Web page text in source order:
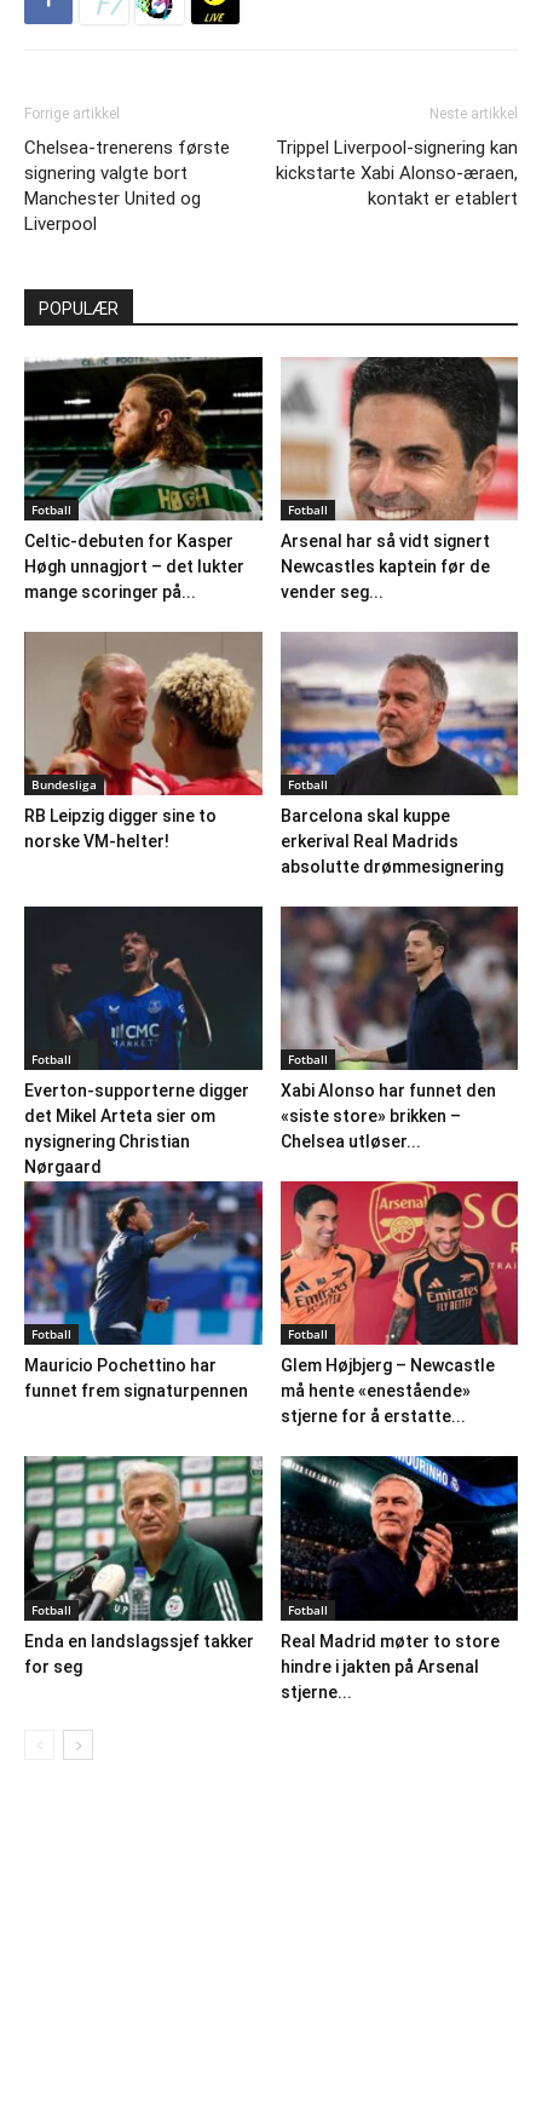
Forrige artikkel
Chelsea-trenerens første
signering valgte bort
Manchester United og
Liverpool
Neste artikkel
Trippel Liverpool-signering kan
kickstarte Xabi Alonso-æraen,
kontakt er etablert
POPULÆR
Fotball
Celtic-debuten for Kasper
Høgh unnagjort – det lukter
mange scoringer på...
Fotball
Arsenal har så vidt signert
Newcastles kaptein før de
vender seg...
Bundesliga
RB Leipzig digger sine to
norske VM-helter!
Fotball
Barcelona skal kuppe
erkerival Real Madrids
absolutte drømmesignering
Fotball
Everton-supporterne digger
det Mikel Arteta sier om
nysignering Christian
Nørgaard
Fotball
Xabi Alonso har funnet den
«siste store» brikken –
Chelsea utløser...
Fotball
Mauricio Pochettino har
funnet frem signaturpennen
Fotball
Glem Højbjerg – Newcastle
må hente «enestående»
stjerne for å erstatte...
Fotball
Enda en landslagssjef takker
for seg
Fotball
Real Madrid møter to store
hindre i jakten på Arsenal
stjerne...